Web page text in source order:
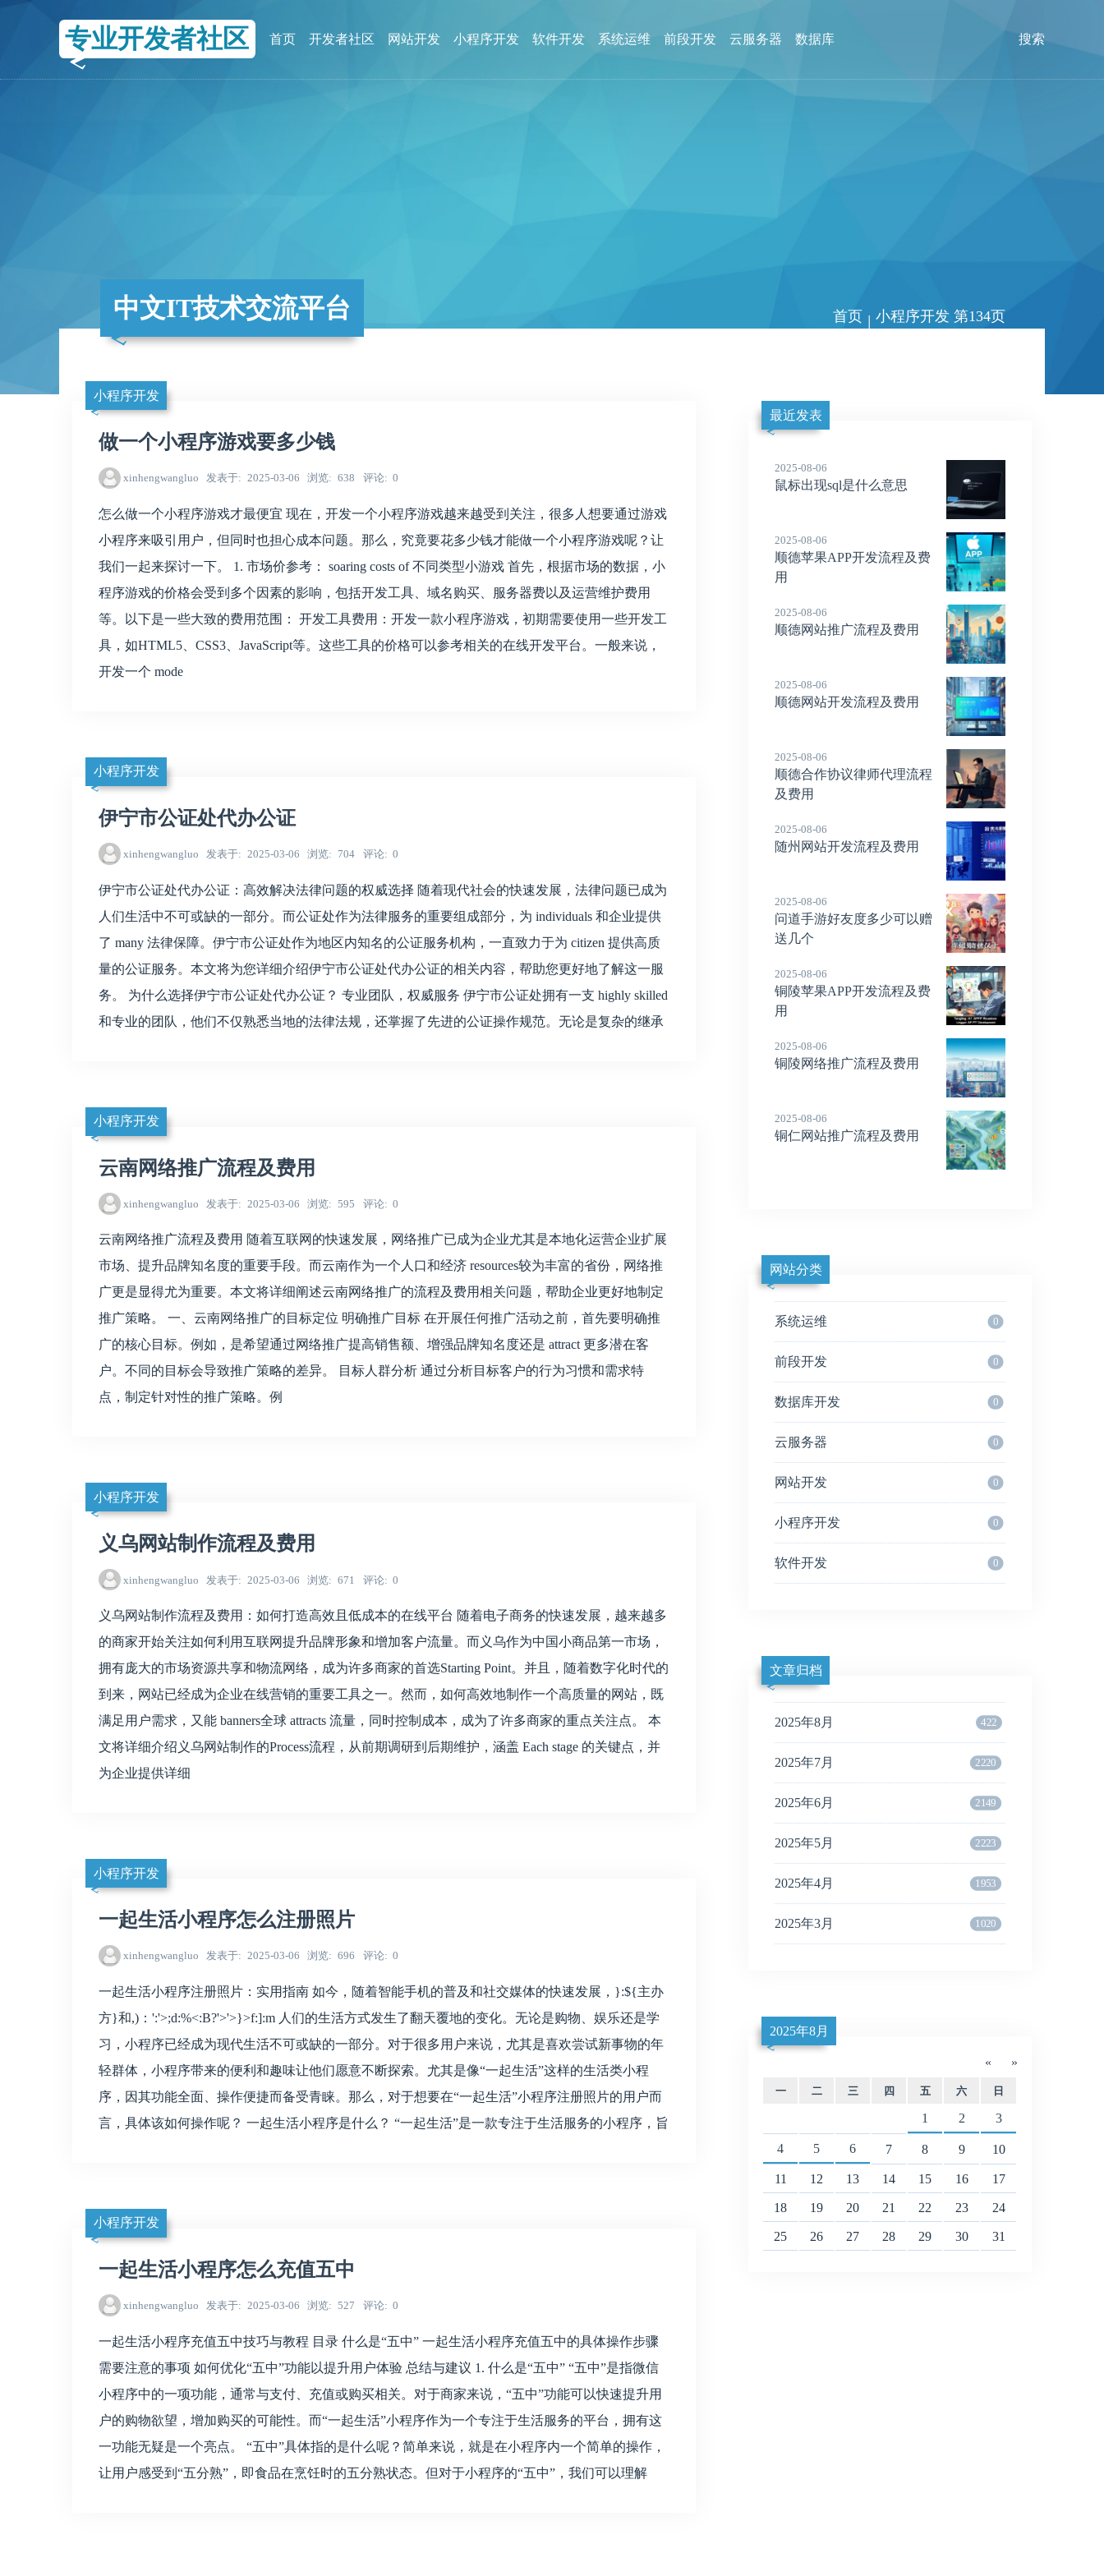
专业开发者社区 首页 开发者社区 网站开发 小程序开发 软件开发 系统运维 前段开发 云服务器 数据库 搜索
中文IT技术交流平台 首页 | 小程序开发 第134页
小程序开发
做一个小程序游戏要多少钱
xinhengwangluo 发表于 2025-03-06 浏览 638 评论 0
怎么做一个小程序游戏才最便宜 现在，开发一个小程序游戏越来越受到关注，很多人想要通过游戏
小程序来吸引用户，但同时也担心成本问题。那么，究竟要花多少钱才能做一个小程序游戏呢？让
我们一起来探讨一下。 1. 市场价参考： soaring costs of 不同类型小游戏 首先，根据市场的数据，小
程序游戏的价格会受到多个因素的影响，包括开发工具、域名购买、服务器费以及运营维护费用
等。以下是一些大致的费用范围： 开发工具费用：开发一款小程序游戏，初期需要使用一些开发工
具，如HTML5、CSS3、JavaScript等。这些工具的价格可以参考相关的在线开发平台。一般来说，
开发一个 mode
小程序开发
伊宁市公证处代办公证
xinhengwangluo 发表于 2025-03-06 浏览 704 评论 0
伊宁市公证处代办公证：高效解决法律问题的权威选择 随着现代社会的快速发展，法律问题已成为
人们生活中不可或缺的一部分。而公证处作为法律服务的重要组成部分，为 individuals 和企业提供
了 many 法律保障。伊宁市公证处作为地区内知名的公证服务机构，一直致力于为 citizen 提供高质
量的公证服务。本文将为您详细介绍伊宁市公证处代办公证的相关内容，帮助您更好地了解这一服
务。 为什么选择伊宁市公证处代办公证？ 专业团队，权威服务 伊宁市公证处拥有一支 highly skilled
和专业的团队，他们不仅熟悉当地的法律法规，还掌握了先进的公证操作规范。无论是复杂的继承
小程序开发
云南网络推广流程及费用
xinhengwangluo 发表于 2025-03-06 浏览 595 评论 0
云南网络推广流程及费用 随着互联网的快速发展，网络推广已成为企业尤其是本地化运营企业扩展
市场、提升品牌知名度的重要手段。而云南作为一个人口和经济 resources较为丰富的省份，网络推
广更是显得尤为重要。本文将详细阐述云南网络推广的流程及费用相关问题，帮助企业更好地制定
推广策略。 一、云南网络推广的目标定位 明确推广目标 在开展任何推广活动之前，首先要明确推
广的核心目标。例如，是希望通过网络推广提高销售额、增强品牌知名度还是 attract 更多潜在客
户。不同的目标会导致推广策略的差异。 目标人群分析 通过分析目标客户的行为习惯和需求特
点，制定针对性的推广策略。例
小程序开发
义乌网站制作流程及费用
xinhengwangluo 发表于 2025-03-06 浏览 671 评论 0
义乌网站制作流程及费用：如何打造高效且低成本的在线平台 随着电子商务的快速发展，越来越多
的商家开始关注如何利用互联网提升品牌形象和增加客户流量。而义乌作为中国小商品第一市场，
拥有庞大的市场资源共享和物流网络，成为许多商家的首选Starting Point。并且，随着数字化时代的
到来，网站已经成为企业在线营销的重要工具之一。然而，如何高效地制作一个高质量的网站，既
满足用户需求，又能 banners全球 attracts 流量，同时控制成本，成为了许多商家的重点关注点。 本
文将详细介绍义乌网站制作的Process流程，从前期调研到后期维护，涵盖 Each stage 的关键点，并
为企业提供详细
小程序开发
一起生活小程序怎么注册照片
xinhengwangluo 发表于 2025-03-06 浏览 696 评论 0
一起生活小程序注册照片：实用指南 如今，随着智能手机的普及和社交媒体的快速发展，}:${主办
方}和,)：':'>;d:%<:B?'>'>}>f:]:m 人们的生活方式发生了翻天覆地的变化。无论是购物、娱乐还是学
习，小程序已经成为现代生活不可或缺的一部分。对于很多用户来说，尤其是喜欢尝试新事物的年
轻群体，小程序带来的便利和趣味让他们愿意不断探索。尤其是像“一起生活”这样的生活类小程
序，因其功能全面、操作便捷而备受青睐。那么，对于想要在“一起生活”小程序注册照片的用户而
言，具体该如何操作呢？ 一起生活小程序是什么？ “一起生活”是一款专注于生活服务的小程序，旨
小程序开发
一起生活小程序怎么充值五中
xinhengwangluo 发表于 2025-03-06 浏览 527 评论 0
一起生活小程序充值五中技巧与教程 目录 什么是“五中” 一起生活小程序充值五中的具体操作步骤
需要注意的事项 如何优化“五中”功能以提升用户体验 总结与建议 1. 什么是“五中” “五中”是指微信
小程序中的一项功能，通常与支付、充值或购买相关。对于商家来说，“五中”功能可以快速提升用
户的购物欲望，增加购买的可能性。而“一起生活”小程序作为一个专注于生活服务的平台，拥有这
一功能无疑是一个亮点。 “五中”具体指的是什么呢？简单来说，就是在小程序内一个简单的操作，
让用户感受到“五分熟”，即食品在烹饪时的五分熟状态。但对于小程序的“五中”，我们可以理解
最近发表
2025-08-06
鼠标出现sql是什么意思
2025-08-06
顺德苹果APP开发流程及费
用
2025-08-06
顺德网站推广流程及费用
2025-08-06
顺德网站开发流程及费用
2025-08-06
顺德合作协议律师代理流程
及费用
2025-08-06
随州网站开发流程及费用
2025-08-06
问道手游好友度多少可以赠
送几个
2025-08-06
铜陵苹果APP开发流程及费
用
2025-08-06
铜陵网络推广流程及费用
2025-08-06
铜仁网站推广流程及费用
网站分类
系统运维 0
前段开发 0
数据库开发 0
云服务器 0
网站开发 0
小程序开发 0
软件开发 0
文章归档
2025年8月 422
2025年7月 2220
2025年6月 2149
2025年5月 2223
2025年4月 1953
2025年3月 1020
«
2025年8月
»
一 二 三 四 五 六 日
1 2 3
4 5 6 7 8 9 10
11 12 13 14 15 16 17
18 19 20 21 22 23 24
25 26 27 28 29 30 31